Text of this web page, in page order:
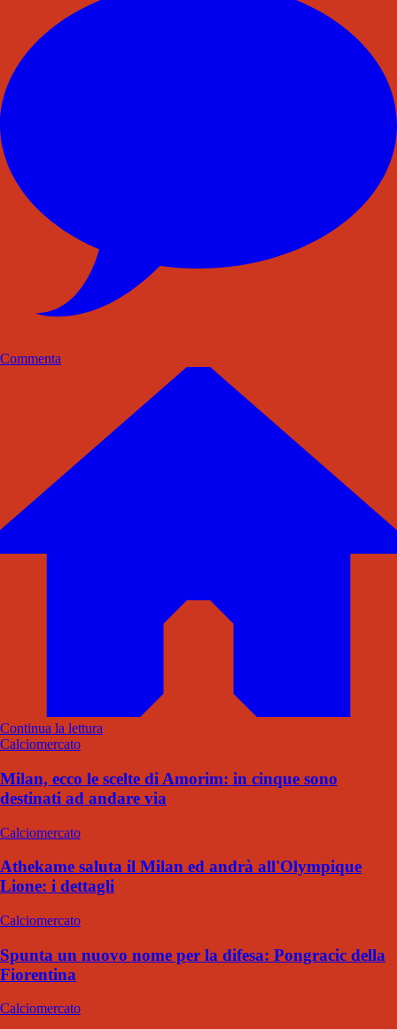
Commenta
Continua la lettura
Calciomercato
Milan, ecco le scelte di Amorim: in cinque sono
destinati ad andare via
Calciomercato
Athekame saluta il Milan ed andrà all'Olympique
Lione: i dettagli
Calciomercato
Spunta un nuovo nome per la difesa: Pongracic della
Fiorentina
Calciomercato